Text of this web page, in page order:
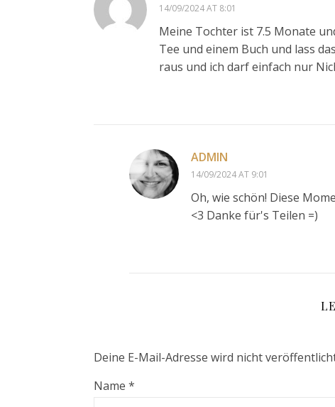
14/09/2024 AT 8:01
Meine Tochter ist 7.5 Monate
Tee und einem Buch und lass
raus und ich darf einfach nur
ADMIN
14/09/2024 AT 9:01
Oh, wie schön! Diese
<3 Danke für's Teilen =)
Deine E-Mail-Adresse wird nicht
Name *